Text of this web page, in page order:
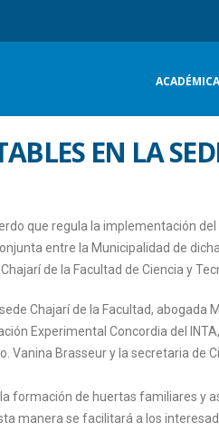
ACADÉMICA
EN LA
que regula la implementación
entre la Municipalidad de
de la Facultad de Ciencia y
Chajarí de la Facultad, abogada
Experimental Concordia del
Vanina Brasseur y la secretaria de
formación de huertas familiares y
manera se facilitará a los